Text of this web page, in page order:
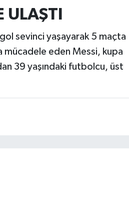
gol sevinci yaşayarak 5 maçta
mücadele eden Messi, kupa
39 yaşındaki futbolcu, üst